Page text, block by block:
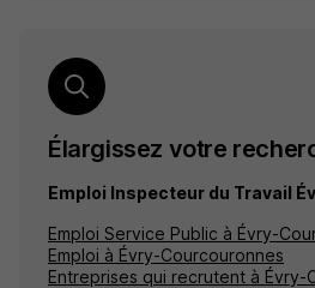
Élargissez votre
Emploi Inspecteur du Travail
Emploi Service Public à Évry-
Emploi à Évry-Courcouronnes
Entreprises qui recrutent à Évry-